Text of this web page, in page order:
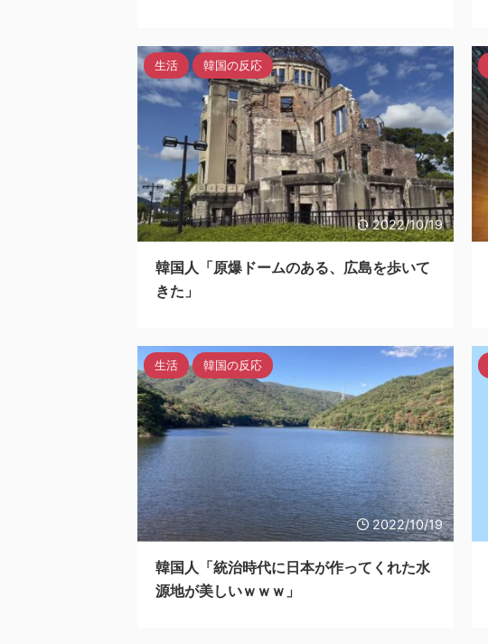
2022/10/19
生活 韓国の反応
韓国人「原爆ドームのある、広島を歩いて
きた」
2022/10/19
生活 韓国の反応
韓国人「統治時代に日本が作ってくれた水
源地が美しいｗｗｗ」